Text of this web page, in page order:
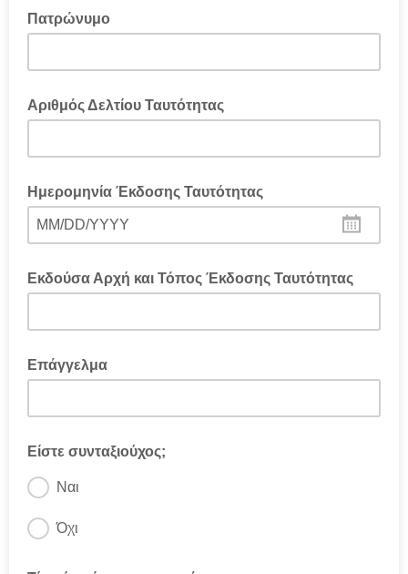
Πατρώνυμο
Αριθμός Δελτίου Ταυτότητας
Ημερομηνία Έκδοσης Ταυτότητας
MM/DD/YYYY
Εκδούσα Αρχή και Τόπος Έκδοσης Ταυτότητας
Επάγγελμα
Είστε συνταξιούχος;
Ναι
Όχι